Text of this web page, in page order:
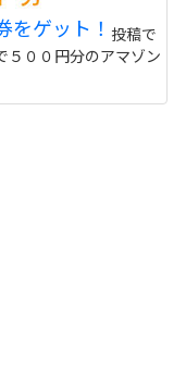
をゲット！ 投稿で
５００円分のアマゾン